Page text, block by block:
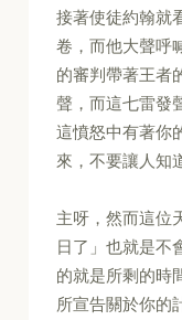
接著使徒約翰就
卷，而他大聲呼
的審判帶著王者
聲，而這七雷發
這憤怒中有著你
來，不要讓人知
主呀，然而這位
日了」也就是不
的就是所剩的時
所宣告關於你的